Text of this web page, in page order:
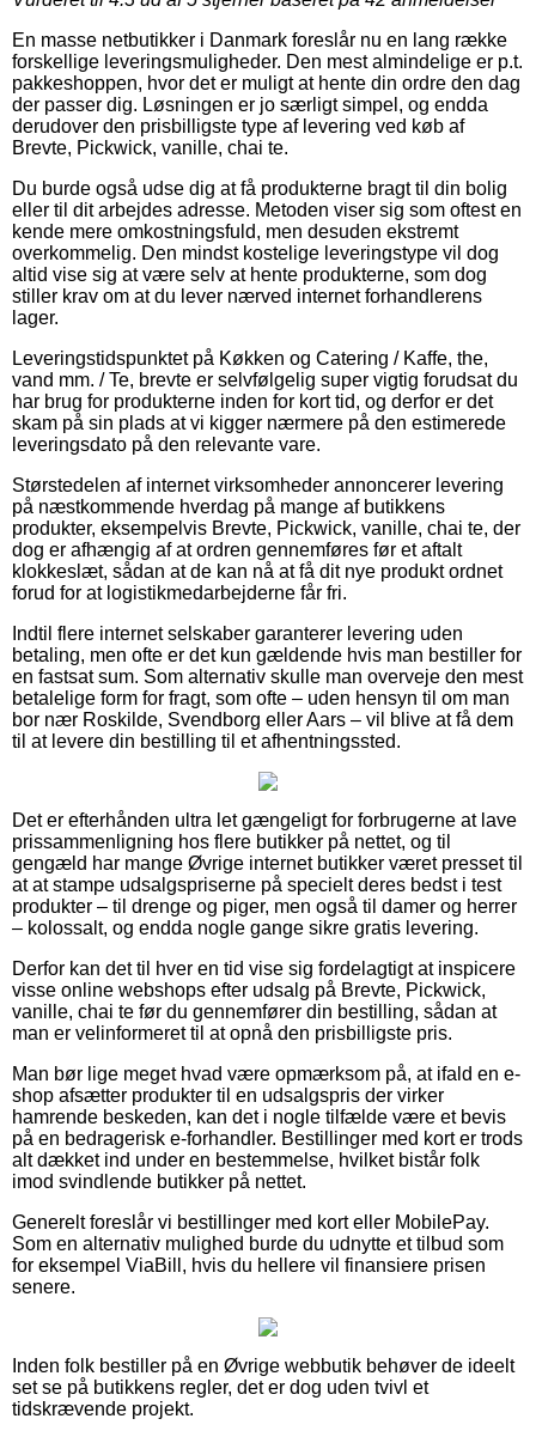
En masse netbutikker i Danmark foreslår nu en lang række
forskellige leveringsmuligheder. Den mest almindelige er p.t.
pakkeshoppen, hvor det er muligt at hente din ordre den dag
der passer dig. Løsningen er jo særligt simpel, og endda
derudover den prisbilligste type af levering ved køb af
Brevte, Pickwick, vanille, chai te.
Du burde også udse dig at få produkterne bragt til din bolig
eller til dit arbejdes adresse. Metoden viser sig som oftest en
kende mere omkostningsfuld, men desuden ekstremt
overkommelig. Den mindst kostelige leveringstype vil dog
altid vise sig at være selv at hente produkterne, som dog
stiller krav om at du lever nærved internet forhandlerens
lager.
Leveringstidspunktet på Køkken og Catering / Kaffe, the,
vand mm. / Te, brevte er selvfølgelig super vigtig forudsat du
har brug for produkterne inden for kort tid, og derfor er det
skam på sin plads at vi kigger nærmere på den estimerede
leveringsdato på den relevante vare.
Størstedelen af internet virksomheder annoncerer levering
på næstkommende hverdag på mange af butikkens
produkter, eksempelvis Brevte, Pickwick, vanille, chai te, der
dog er afhængig af at ordren gennemføres før et aftalt
klokkeslæt, sådan at de kan nå at få dit nye produkt ordnet
forud for at logistikmedarbejderne får fri.
Indtil flere internet selskaber garanterer levering uden
betaling, men ofte er det kun gældende hvis man bestiller for
en fastsat sum. Som alternativ skulle man overveje den mest
betalelige form for fragt, som ofte – uden hensyn til om man
bor nær Roskilde, Svendborg eller Aars – vil blive at få dem
til at levere din bestilling til et afhentningssted.
Det er efterhånden ultra let gængeligt for forbrugerne at lave
prissammenligning hos flere butikker på nettet, og til
gengæld har mange Øvrige internet butikker været presset til
at at stampe udsalgspriserne på specielt deres bedst i test
produkter – til drenge og piger, men også til damer og herrer
– kolossalt, og endda nogle gange sikre gratis levering.
Derfor kan det til hver en tid vise sig fordelagtigt at inspicere
visse online webshops efter udsalg på Brevte, Pickwick,
vanille, chai te før du gennemfører din bestilling, sådan at
man er velinformeret til at opnå den prisbilligste pris.
Man bør lige meget hvad være opmærksom på, at ifald en e-
shop afsætter produkter til en udsalgspris der virker
hamrende beskeden, kan det i nogle tilfælde være et bevis
på en bedragerisk e-forhandler. Bestillinger med kort er trods
alt dækket ind under en bestemmelse, hvilket bistår folk
imod svindlende butikker på nettet.
Generelt foreslår vi bestillinger med kort eller MobilePay.
Som en alternativ mulighed burde du udnytte et tilbud som
for eksempel ViaBill, hvis du hellere vil finansiere prisen
senere.
Inden folk bestiller på en Øvrige webbutik behøver de ideelt
set se på butikkens regler, det er dog uden tvivl et
tidskrævende projekt.